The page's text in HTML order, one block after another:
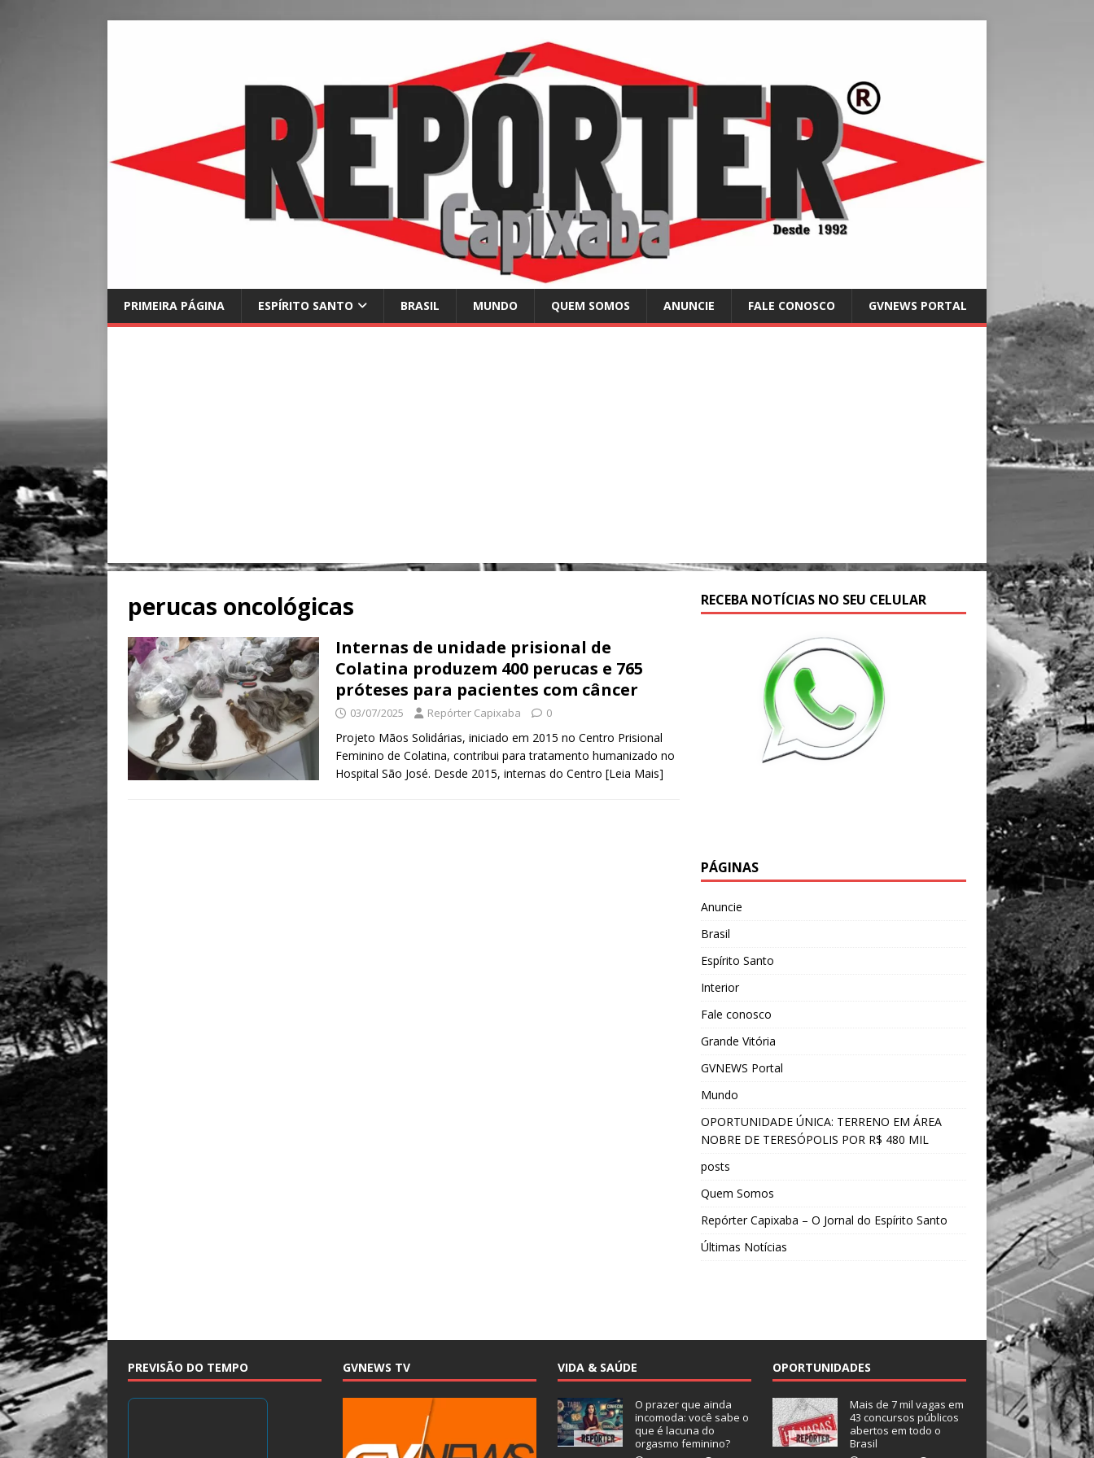
PRIMEIRA PÁGINA ESPÍRITO SANTO BRASIL MUNDO QUEM SOMOS ANUNCIE FALE CONOSCO GVNEWS PORTAL
perucas oncológicas
Internas de unidade prisional de
Colatina produzem 400 perucas e 765
próteses para pacientes com câncer
03/07/2025 Repórter Capixaba 0
Projeto Mãos Solidárias, iniciado em 2015 no Centro Prisional
Feminino de Colatina, contribui para tratamento humanizado no
Hospital São José. Desde 2015, internas do Centro [Leia Mais]
RECEBA NOTÍCIAS NO SEU CELULAR
PÁGINAS
Anuncie
Brasil
Espírito Santo
Interior
Fale conosco
Grande Vitória
GVNEWS Portal
Mundo
OPORTUNIDADE ÚNICA: TERRENO EM ÁREA
NOBRE DE TERESÓPOLIS POR R$ 480 MIL
posts
Quem Somos
Repórter Capixaba – O Jornal do Espírito Santo
Últimas Notícias
PREVISÃO DO TEMPO GVNEWS TV VIDA & SAÚDE
O prazer que ainda
incomoda: você sabe o
que é lacuna do
orgasmo feminino?
OPORTUNIDADES
Mais de 7 mil vagas em
43 concursos públicos
abertos em todo o
Brasil